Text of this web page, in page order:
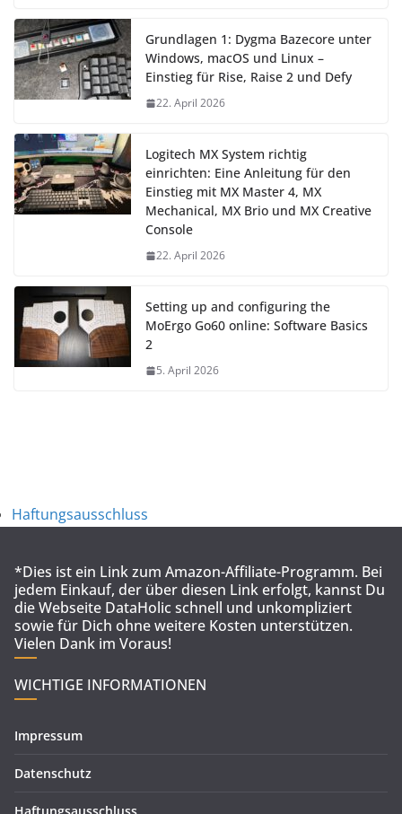
Grundlagen 1: Dygma Bazecore unter
Windows, macOS und Linux –
Einstieg für Rise, Raise 2 und Defy
22. April 2026
Logitech MX System richtig
einrichten: Eine Anleitung für den
Einstieg mit MX Master 4, MX
Mechanical, MX Brio und MX Creative
Console
22. April 2026
Setting up and configuring the
MoErgo Go60 online: Software Basics
2
5. April 2026
Haftungsausschluss
*Dies ist ein Link zum Amazon-Affiliate-Programm. Bei
jedem Einkauf, der über diesen Link erfolgt, kannst Du
die Webseite DataHolic schnell und unkompliziert
sowie für Dich ohne weitere Kosten unterstützen.
Vielen Dank im Voraus!
WICHTIGE INFORMATIONEN
Impressum
Datenschutz